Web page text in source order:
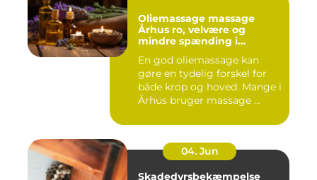
Oliemassage massage
Århus ro, velvære og
mindre spænding i
En god oliemassage kan
gøre en tydelig forskel for
både krop og hoved. Mange i
Århus bruger massage ...
04. Jun
Skadedyrsbekæmpelse